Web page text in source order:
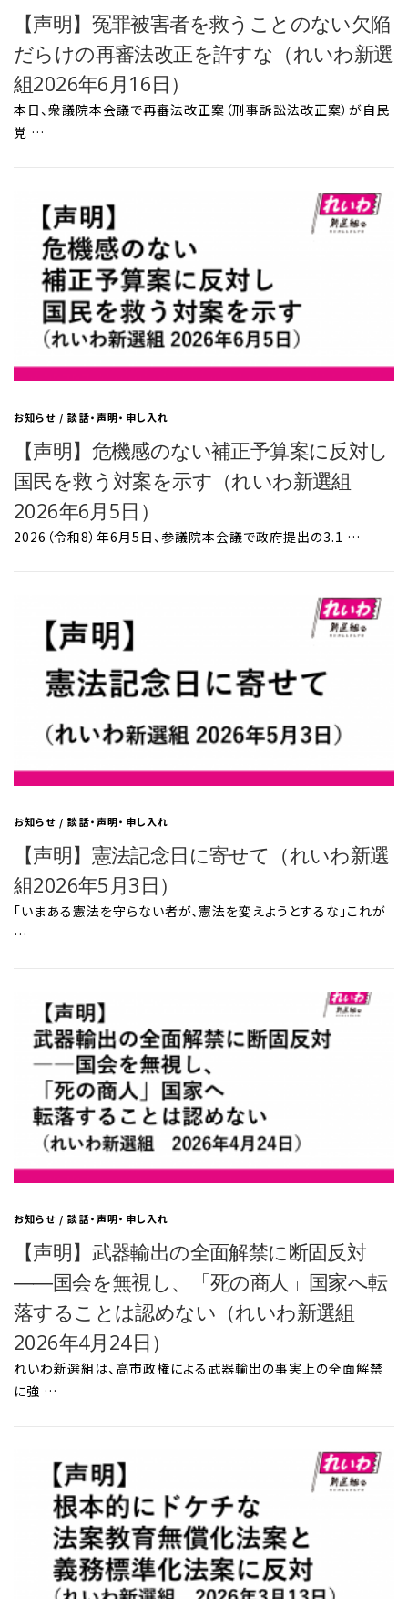
【声明】冤罪被害者を救うことのない欠陥
だらけの再審法改正を許すな（れいわ新選
組2026年6月16日）
本日、衆議院本会議で再審法改正案（刑事訴訟法改正案）が自民
党 …
お知らせ/談話・声明・申し入れ
【声明】危機感のない補正予算案に反対し
国民を救う対案を示す（れいわ新選組
2026年6月5日）
2026（令和8）年6月5日、参議院本会議で政府提出の3.1 …
お知らせ/談話・声明・申し入れ
【声明】憲法記念日に寄せて（れいわ新選
組2026年5月3日）
「いまある憲法を守らない者が、憲法を変えようとするな」これが
…
お知らせ/談話・声明・申し入れ
【声明】武器輸出の全面解禁に断固反対
――国会を無視し、「死の商人」国家へ転
落することは認めない（れいわ新選組
2026年4月24日）
れいわ新選組は、高市政権による武器輸出の事実上の全面解禁
に強 …